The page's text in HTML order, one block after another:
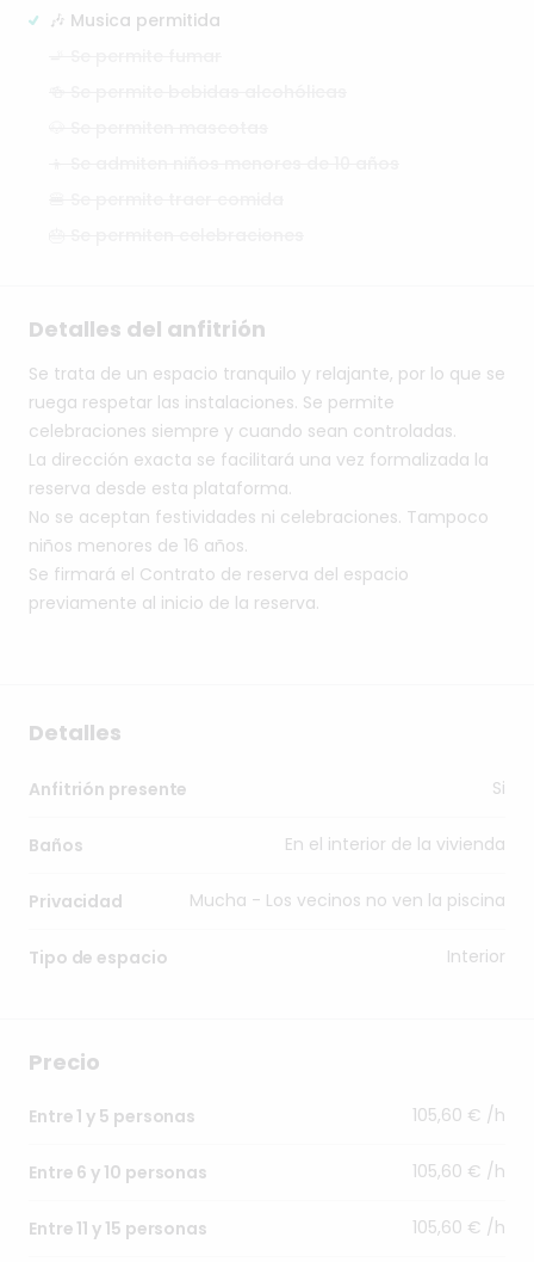
🎶 Musica permitida
Detalles del anfitrión
Se trata de un espacio tranquilo y relajante, por lo que se
ruega respetar las instalaciones. Se permite
celebraciones siempre y cuando sean controladas.
La dirección exacta se facilitará una vez formalizada la
reserva desde esta plataforma.
No se aceptan festividades ni celebraciones. Tampoco
niños menores de 16 años.
Se firmará el Contrato de reserva del espacio
previamente al inicio de la reserva.
Detalles
Anfitrión presente Si
Baños En el interior de la vivienda
Privacidad Mucha - Los vecinos no ven la piscina
Tipo de espacio Interior
Precio
Entre 1 y 5 personas 105,60 € /h
Entre 6 y 10 personas 105,60 € /h
Entre 11 y 15 personas 105,60 € /h